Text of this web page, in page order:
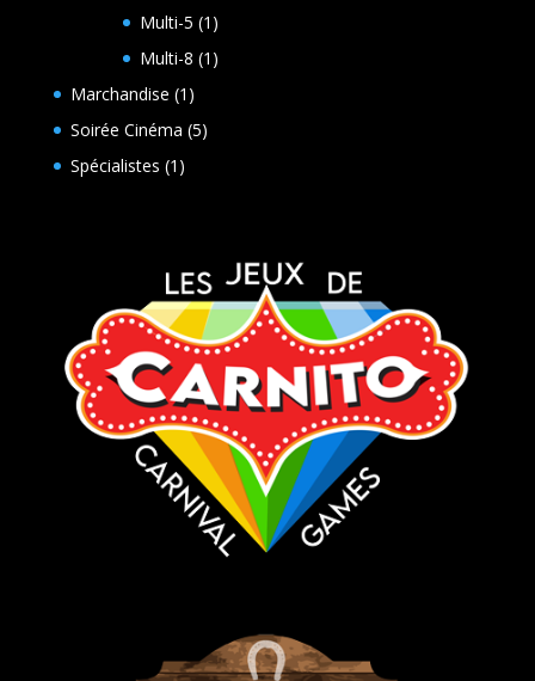
produits
Multi-5 1 1
produit
Multi-8 1 1
Marchandise 1 1
produit
Soirée Cinéma 55
Spécialistes 1 1